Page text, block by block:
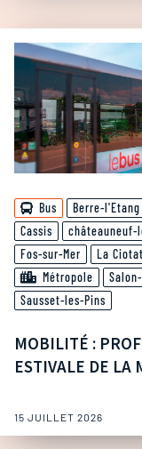
Bus Berre-l'Etang
Cassis
châteauneuf-
Fos-sur-Mer
La Ciotat
Métropole
Sausset-les-Pins
MOBILITÉ :
ESTIVALE DE LA
15 JUILLET 2026